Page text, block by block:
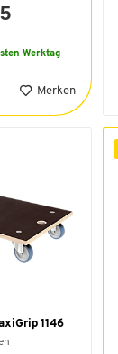
Werktag
Merken
1146